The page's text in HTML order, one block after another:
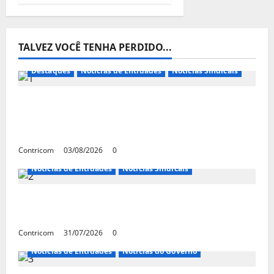
TALVEZ VOCÊ TENHA PERDIDO...
Destaques Notícias de Entidades Notícias Sindicais
Contricom 03/08/2026
0
Notícias de Entidades
Notícias Sindicais
Contricom 31/07/2026
0
Notícias de Entidades
Notícias do Governo